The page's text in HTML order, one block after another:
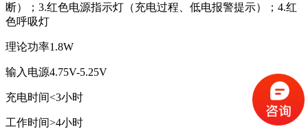
断）；3.红色电源指示灯（充电过程、低电报警提示）；4.红
色呼吸灯
理论功率1.8W
输入电源4.75V-5.25V
充电时间<3小时
工作时间>4小时